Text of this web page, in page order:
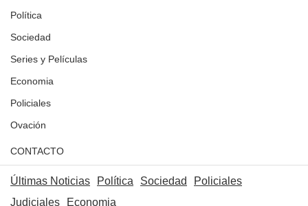
Política
Sociedad
Series y Películas
Economia
Policiales
Ovación
CONTACTO
Últimas Noticias Política Sociedad
Policiales
Judiciales
Economia